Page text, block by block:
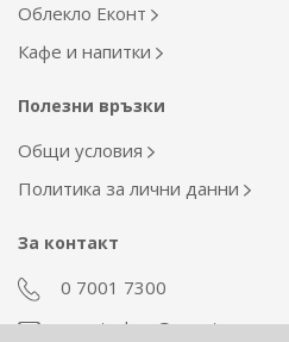
Облекло Еконт
Кафе и напитки
Полезни връзки
Общи условия
Политика за лични данни
За контакт
0 7001 7300
econt_shop@econt.com